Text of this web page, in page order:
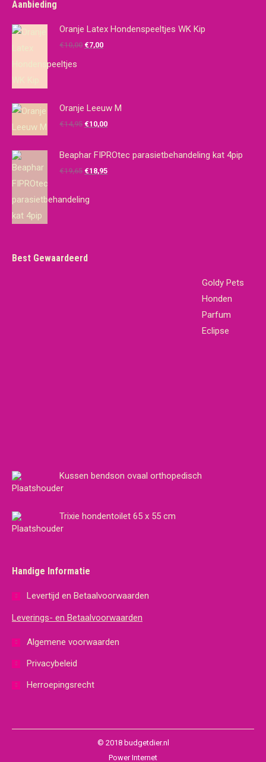
Aanbieding
Oranje Latex Hondenspeeltjes WK Kip
€10,00 Oorspronkelijke
€7,00Huidige
Oranje Leeuw M
€14,95 Oorspronkelijke
was:
€14,95.
€10,00Huidige
is:
€10,00.
Beaphar FIPROtec parasietbehandeling kat 4pip
€19,65 Oorspronkelijke
was:
€18,95Huidige
Best Gewaardeerd
Goldy Pets
Honden
Parfum
Eclipse
Kussen bendson ovaal orthopedisch
Trixie hondentoilet 65 x 55 cm
Handige Informatie
Levertijd en Betaalvoorwaarden
Leverings- en Betaalvoorwaarden
Algemene voorwaarden
Privacybeleid
Herroepingsrecht
© 2018 budgetdier.nl
Power Internet